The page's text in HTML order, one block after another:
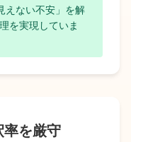
えない不安」を解
を実現していま
率を厳守